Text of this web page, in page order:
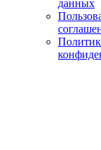
данных